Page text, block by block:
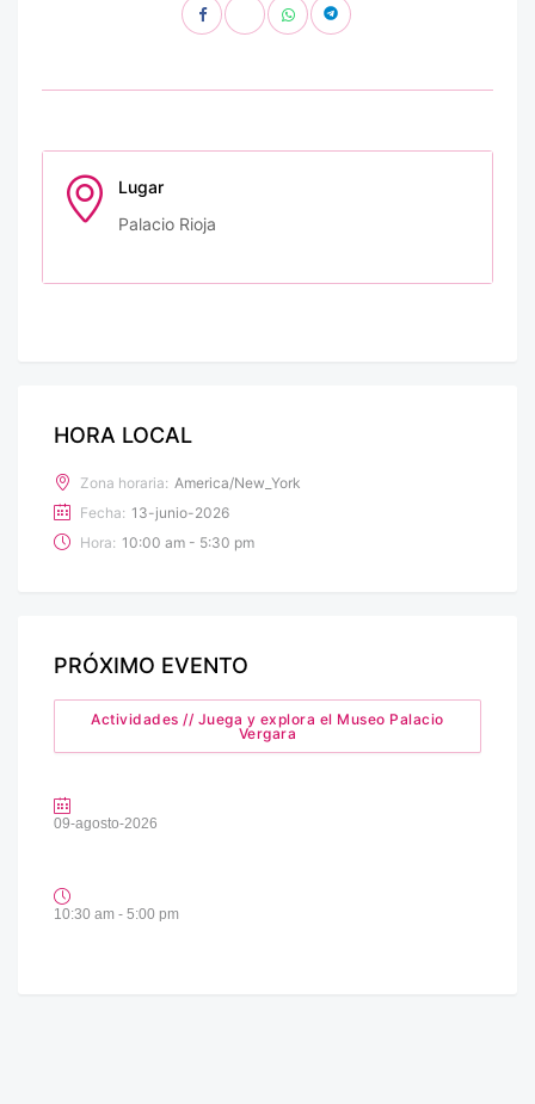
Lugar
Palacio Rioja
HORA LOCAL
Zona horaria: America/New_York
Fecha: 13-junio-2026
Hora: 10:00 am - 5:30 pm
PRÓXIMO EVENTO
Actividades // Juega y explora el Museo Palacio
Vergara
09-agosto-2026
10:30 am - 5:00 pm